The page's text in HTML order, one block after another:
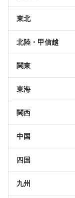
東北
北陸・甲信越
関東
東海
関西
中国
四国
九州